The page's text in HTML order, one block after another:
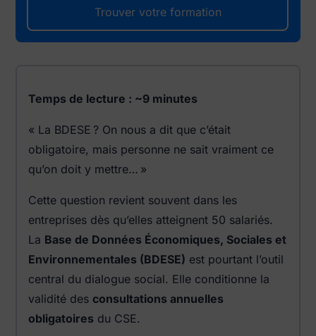
Temps de lecture : ~9 minutes
« La BDESE ? On nous a dit que c’était
obligatoire, mais personne ne sait vraiment ce
qu’on doit y mettre… »
Cette question revient souvent dans les
entreprises dès qu’elles atteignent 50 salariés.
La Base de Données Économiques, Sociales et
Environnementales (BDESE) est pourtant l’outil
central du dialogue social. Elle conditionne la
validité des consultations annuelles
obligatoires du CSE.
Trouver votre formation